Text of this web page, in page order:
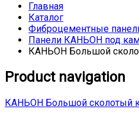
Главная
Каталог
Фиброцементные
Панели КАНЬОН под
КАНЬОН Большой
Product navigation
КАНЬОН Большой сколотый